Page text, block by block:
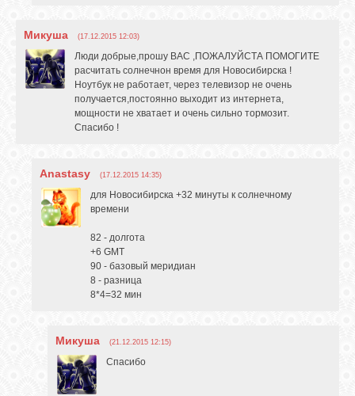
Микуша (17.12.2015 12:03)
Люди добрые,прошу ВАС ,ПОЖАЛУЙСТА ПОМОГИТЕ
расчитать солнечнон время для Новосибирска !
Ноутбук не работает, через телевизор не очень
получается,постоянно выходит из интернета,
мощности не хватает и очень сильно тормозит.
Спасибо !
Anastasy (17.12.2015 14:35)
для Новосибирска +32 минуты к солнечному
времени
82 - долгота
+6 GMT
90 - базовый меридиан
8 - разница
8*4=32 мин
Микуша (21.12.2015 12:15)
Спасибо